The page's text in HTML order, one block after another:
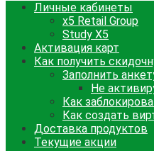
Личные кабинеты
x5 Retail Group
Study X5
Активация карт
Как получить
Заполнить
Не
Как
Как создать
Доставка продуктов
Текущие акции